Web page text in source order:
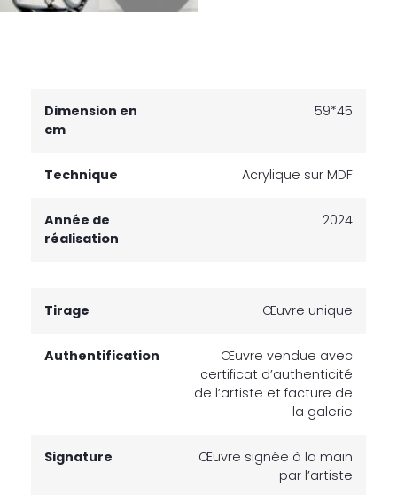
Dimension en
cm
59*45
Technique Acrylique sur MDF
Année de
réalisation
2024
Tirage Œuvre unique
Authentification
Œuvre vendue avec
certificat d’authenticité
de l’artiste et facture de
la galerie
Signature
Œuvre signée à la main
par l’artiste